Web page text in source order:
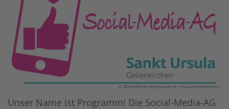
© Bischöfliches Gymnasium St. Ursula Geilenkirchen
Unser Name ist Programm! Die Social-Media-AG